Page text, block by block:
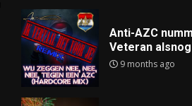
Anti-AZC
Veteran
9 months ago